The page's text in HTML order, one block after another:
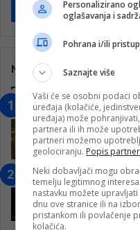
Pročitaj više
Najčitanije
– Konjic
25
15.
7. Marta
Personalizirano
oglašavanja i
Pohrana i/ili
Saznajte više
Vaši će se osobni podaci
uređaja (kolačiće,
uređaja) može
partnera ili ih može
partneri možemo
geolociranju. Popis
Neki dobavljači mogu
temelju legitimnog
nastavku možete
dnu ove stranice ili na
pristankom ili povlačenje
kolačića.